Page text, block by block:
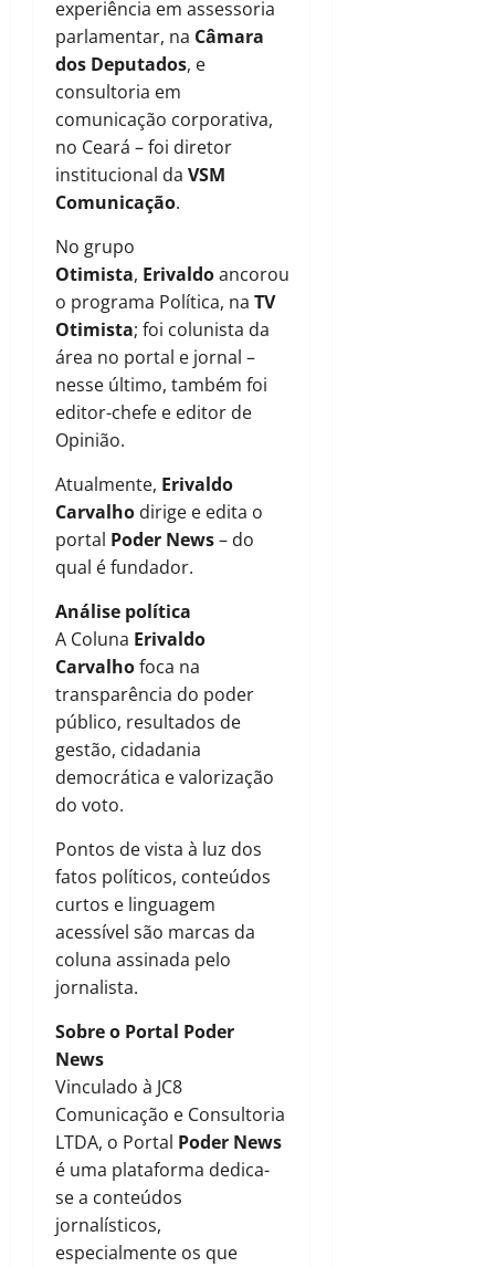
experiência em assessoria
parlamentar, na Câmara
dos Deputados, e
consultoria em
comunicação corporativa,
no Ceará – foi diretor
institucional da VSM
Comunicação.
No grupo
Otimista, Erivaldoancorou
o programa Política, na TV
Otimista; foi colunista da
área no portal e jornal –
nesse último, também foi
editor-chefe e editor de
Opinião.
Atualmente, Erivaldo
Carvalho dirige e edita o
portal Poder News– do
qual é fundador.
Análise política
A Coluna Erivaldo
Carvalhofoca na
transparência do poder
público, resultados de
gestão, cidadania
democrática e valorização
do voto.
Pontos de vista à luz dos
fatos políticos, conteúdos
curtos e linguagem
acessível são marcas da
coluna assinada pelo
jornalista.
Sobre o Portal Poder
News
Vinculado à JC8
Comunicação e Consultoria
LTDA, o Portal Poder News
é uma plataforma dedica-
se a conteúdos
jornalísticos,
especialmente os que